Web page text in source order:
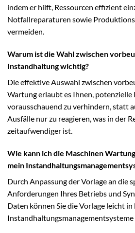
indem er hilft, Ressourcen effizient
Notfallreparaturen sowie
vermeiden.
Warum ist die Wahl zwischen
Instandhaltung wichtig?
Die effektive Auswahl zwischen
Wartung erlaubt es Ihnen, potenzielle
vorausschauend zu verhindern, statt
Ausfälle nur zu reagieren, was in der
zeitaufwendiger ist.
Wie kann ich die Maschinen
mein
Durch Anpassung der Vorlage an die
Anforderungen Ihres Betriebs und
Daten können Sie die Vorlage leicht
Instandhaltungsmanagementsysteme